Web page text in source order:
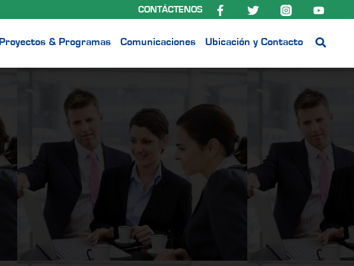
CONTÁCTENOS
Proyectos & Programas Comunicaciones Ubicación y Contacto